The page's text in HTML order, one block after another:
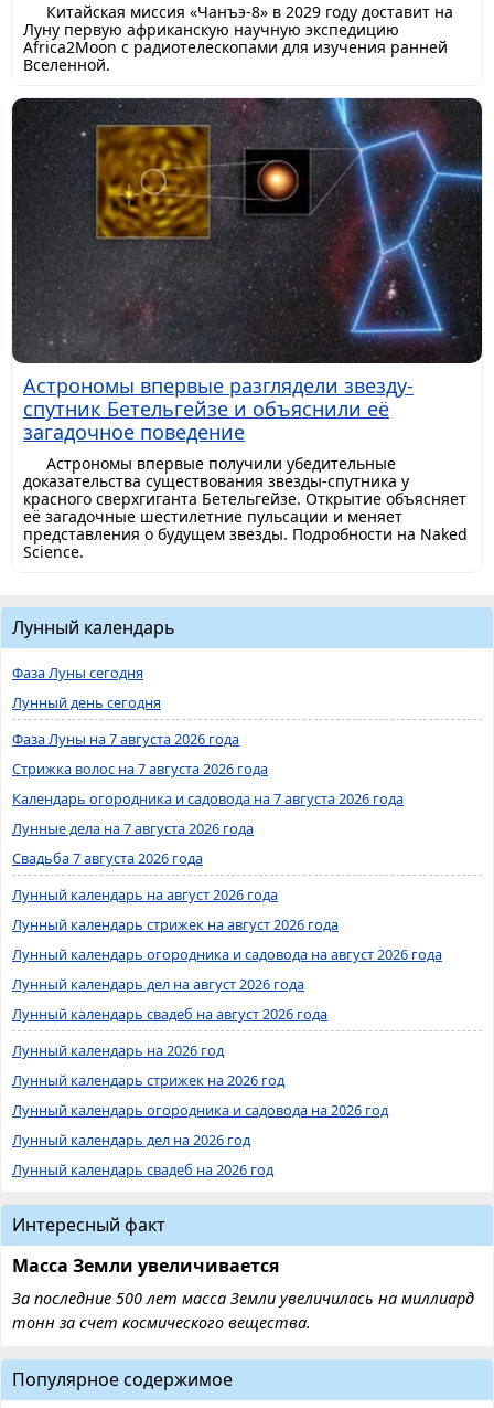
Китайская миссия «Чанъэ-8» в 2029 году доставит на
Луну первую африканскую научную экспедицию
Africa2Moon с радиотелескопами для изучения ранней
Вселенной.
Астрономы впервые разглядели звезду-
спутник Бетельгейзе и объяснили её
загадочное поведение
Астрономы впервые получили убедительные
доказательства существования звезды-спутника у
красного сверхгиганта Бетельгейзе. Открытие объясняет
её загадочные шестилетние пульсации и меняет
представления о будущем звезды. Подробности на Naked
Science.
Лунный календарь
Фаза Луны сегодня
Лунный день сегодня
Фаза Луны на 7 августа 2026 года
Стрижка волос на 7 августа 2026 года
Календарь огородника и садовода на 7 августа 2026 года
Лунные дела на 7 августа 2026 года
Свадьба 7 августа 2026 года
Лунный календарь на август 2026 года
Лунный календарь стрижек на август 2026 года
Лунный календарь огородника и садовода на август 2026 года
Лунный календарь дел на август 2026 года
Лунный календарь свадеб на август 2026 года
Лунный календарь на 2026 год
Лунный календарь стрижек на 2026 год
Лунный календарь огородника и садовода на 2026 год
Лунный календарь дел на 2026 год
Лунный календарь свадеб на 2026 год
Интересный факт
Масса Земли увеличивается
За последние 500 лет масса Земли увеличилась на миллиард
тонн за счет космического вещества.
Популярное содержимое